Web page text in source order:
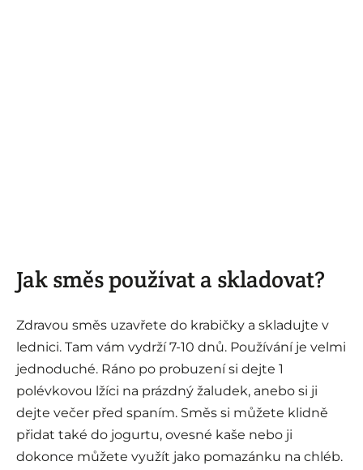
Jak směs používat a skladovat?
Zdravou směs uzavřete do krabičky a skladujte v
lednici. Tam vám vydrží 7-10 dnů. Používání je velmi
jednoduché. Ráno po probuzení si dejte 1
polévkovou lžíci na prázdný žaludek, anebo si ji
dejte večer před spaním. Směs si můžete klidně
přidat také do jogurtu, ovesné kaše nebo ji
dokonce můžete využít jako pomazánku na chléb.